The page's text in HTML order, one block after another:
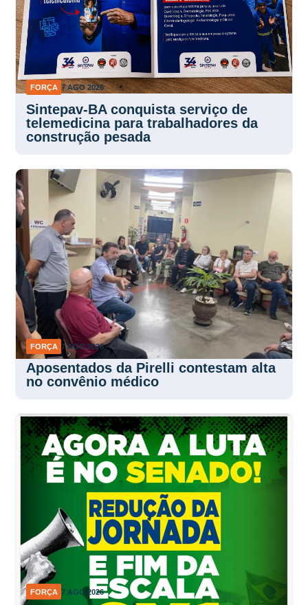
FORÇA 7 AGO 2026
Sintepav-BA conquista serviço de
telemedicina para trabalhadores da
construção pesada
FORÇA 7 AGO 2026
Aposentados da Pirelli contestam alta
no convênio médico
FORÇA 7 AGO 2026